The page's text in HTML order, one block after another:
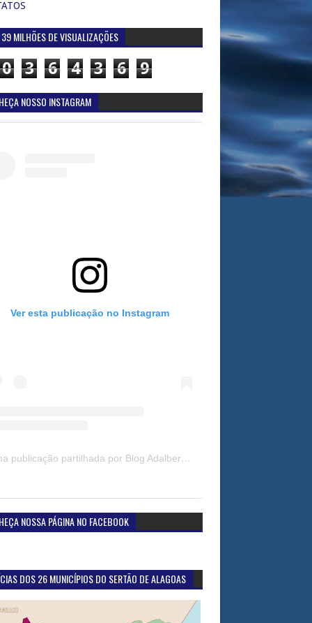
MILHÕES DE VISUALIZAÇÕES
0 3 6 4 3 6 9
NOSSO INSTAGRAM
Ver esta publicação no Instagram
Uma publicação partilhada por Blog Adalberto Gomes Noticias (@blogadalbertogomesnoticiass)
NOSSA PÁGINA NO FACEBOOK
DOS 26 MUNICÍPIOS DO SERTÃO DE ALAGOAS